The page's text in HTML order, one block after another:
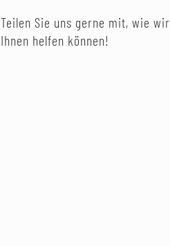
Teilen Sie uns gerne mit, wie wir
Ihnen helfen können!